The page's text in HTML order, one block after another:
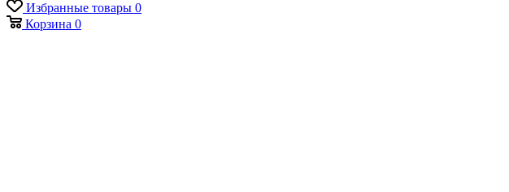
Избранные товары 0
Корзина 0